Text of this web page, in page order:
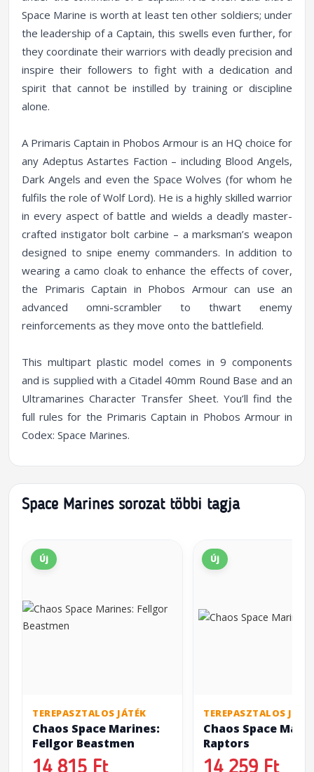
Space Marine is worth at least ten other soldiers; under
the leadership of a Captain, this swells even further, for
they coordinate their warriors with deadly precision and
inspire their followers to fight with a dedication and
spirit that cannot be instilled by training or discipline
alone.
A Primaris Captain in Phobos Armour is an HQ choice for
any Adeptus Astartes Faction – including Blood Angels,
Dark Angels and even the Space Wolves (for whom he
fulfils the role of Wolf Lord). He is a highly skilled warrior
in every aspect of battle and wields a deadly master-
crafted instigator bolt carbine – a marksman’s weapon
designed to snipe enemy commanders. In addition to
wearing a camo cloak to enhance the effects of cover,
the Primaris Captain in Phobos Armour can use an
advanced omni-scrambler to thwart enemy
reinforcements as they move onto the battlefield.
This multipart plastic model comes in 9 components
and is supplied with a Citadel 40mm Round Base and an
Ultramarines Character Transfer Sheet. You’ll find the
full rules for the Primaris Captain in Phobos Armour in
Codex: Space Marines.
Space Marines sorozat többi tagja
Új
TEREPASZTALOS JÁTÉK
Chaos Space Marines:
Fellgor Beastmen
Új
TEREPASZTALOS
Chaos Space
Raptors